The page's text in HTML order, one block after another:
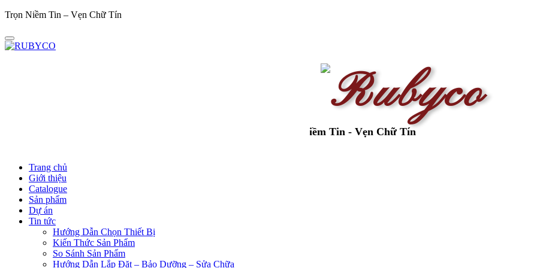
Trọn Niềm Tin – Vẹn Chữ Tín
Trọn Niềm Tin - Vẹn Chữ Tín
Trang chủ
Giới thiệu
Catalogue
Sản phẩm
Dự án
Tin tức
Hướng Dẫn Chọn Thiết Bị
Kiến Thức Sản Phẩm
So Sánh Sản Phẩm
Hướng Dẫn Lắp Đặt – Bảo Dưỡng – Sửa Chữa